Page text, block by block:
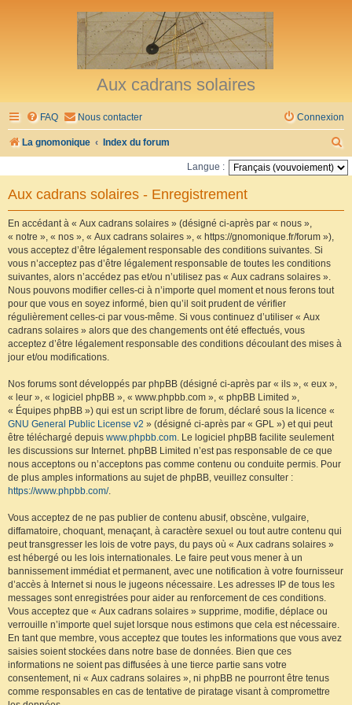
Aux cadrans solaires
FAQ Nous contacter Connexion
La gnomonique Index du forum
e
Langue :
Aux cadrans solaires - Enregistrement
En accédant à « Aux cadrans solaires » (désigné ci-après par « nous »,
« notre », « nos », « Aux cadrans solaires », « https://gnomonique.fr/forum »),
vous acceptez d’être légalement responsable des conditions suivantes. Si
vous n’acceptez pas d’être légalement responsable de toutes les conditions
suivantes, alors n’accédez pas et/ou n’utilisez pas « Aux cadrans solaires ».
Nous pouvons modifier celles-ci à n’importe quel moment et nous ferons tout
pour que vous en soyez informé, bien qu’il soit prudent de vérifier
régulièrement celles-ci par vous-même. Si vous continuez d’utiliser « Aux
cadrans solaires » alors que des changements ont été effectués, vous
acceptez d’être légalement responsable des conditions découlant des mises à
jour et/ou modifications.
Nos forums sont développés par phpBB (désigné ci-après par « ils », « eux »,
« leur », « logiciel phpBB », « www.phpbb.com », « phpBB Limited »,
« Équipes phpBB ») qui est un script libre de forum, déclaré sous la licence «
GNU General Public License v2 » (désigné ci-après par « GPL ») et qui peut
être téléchargé depuis www.phpbb.com. Le logiciel phpBB facilite seulement
les discussions sur Internet. phpBB Limited n’est pas responsable de ce que
nous acceptons ou n’acceptons pas comme contenu ou conduite permis. Pour
de plus amples informations au sujet de phpBB, veuillez consulter :
https://www.phpbb.com/.
Vous acceptez de ne pas publier de contenu abusif, obscène, vulgaire,
diffamatoire, choquant, menaçant, à caractère sexuel ou tout autre contenu qui
peut transgresser les lois de votre pays, du pays où « Aux cadrans solaires »
est hébergé ou les lois internationales. Le faire peut vous mener à un
bannissement immédiat et permanent, avec une notification à votre fournisseur
d’accès à Internet si nous le jugeons nécessaire. Les adresses IP de tous les
messages sont enregistrées pour aider au renforcement de ces conditions.
Vous acceptez que « Aux cadrans solaires » supprime, modifie, déplace ou
verrouille n’importe quel sujet lorsque nous estimons que cela est nécessaire.
En tant que membre, vous acceptez que toutes les informations que vous avez
saisies soient stockées dans notre base de données. Bien que ces
informations ne soient pas diffusées à une tierce partie sans votre
consentement, ni « Aux cadrans solaires », ni phpBB ne pourront être tenus
comme responsables en cas de tentative de piratage visant à compromettre